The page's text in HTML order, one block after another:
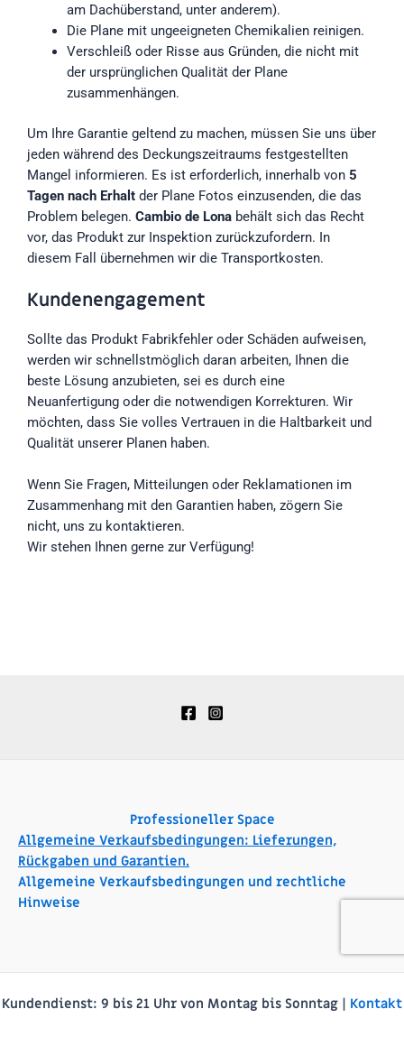
am Dachüberstand, unter anderem).
Die Plane mit ungeeigneten Chemikalien reinigen.
Verschleiß oder Risse aus Gründen, die nicht mit
der ursprünglichen Qualität der Plane
zusammenhängen.
Um Ihre Garantie geltend zu machen, müssen Sie uns über
jeden während des Deckungszeitraums festgestellten
Mangel informieren. Es ist erforderlich, innerhalb von 5
Tagen nach Erhalt der Plane Fotos einzusenden, die das
Problem belegen. Cambio de Lona behält sich das Recht
vor, das Produkt zur Inspektion zurückzufordern. In
diesem Fall übernehmen wir die Transportkosten.
Kundenengagement
Sollte das Produkt Fabrikfehler oder Schäden aufweisen,
werden wir schnellstmöglich daran arbeiten, Ihnen die
beste Lösung anzubieten, sei es durch eine
Neuanfertigung oder die notwendigen Korrekturen. Wir
möchten, dass Sie volles Vertrauen in die Haltbarkeit und
Qualität unserer Planen haben.
Wenn Sie Fragen, Mitteilungen oder Reklamationen im
Zusammenhang mit den Garantien haben, zögern Sie
nicht, uns zu kontaktieren.
Wir stehen Ihnen gerne zur Verfügung!
Professioneller Space
Allgemeine Verkaufsbedingungen: Lieferungen,
Rückgaben und Garantien.
Allgemeine Verkaufsbedingungen und rechtliche
Hinweise
Kundendienst: 9 bis 21 Uhr von Montag bis Sonntag | Kontakt